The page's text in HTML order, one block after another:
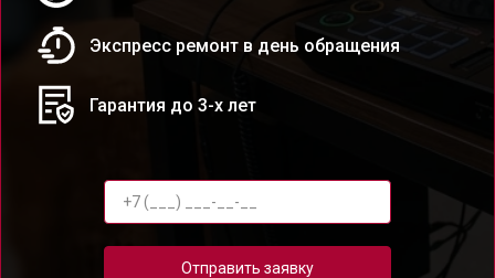
Экспресс ремонт в день обращения
Гарантия до 3-х лет
Отправить заявку